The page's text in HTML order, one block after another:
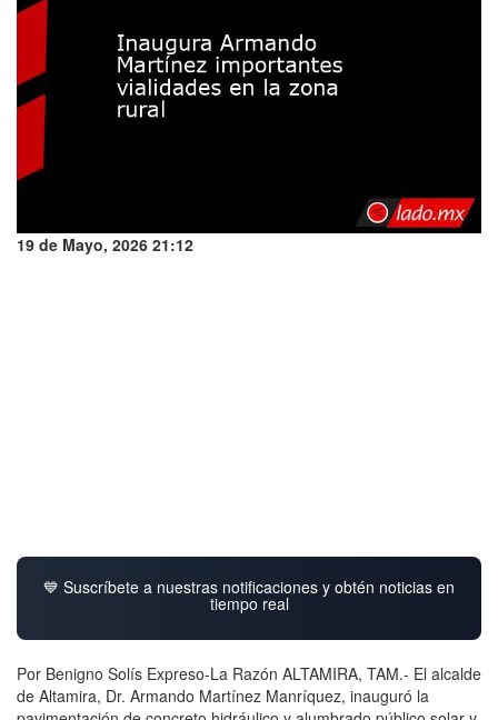
19 de Mayo, 2026 21:12
💙 Suscríbete a nuestras notificaciones y obtén noticias en
tiempo real
Por Benigno Solís Expreso-La Razón ALTAMIRA, TAM.- El alcalde
de Altamira, Dr. Armando Martínez Manríquez, inauguró la